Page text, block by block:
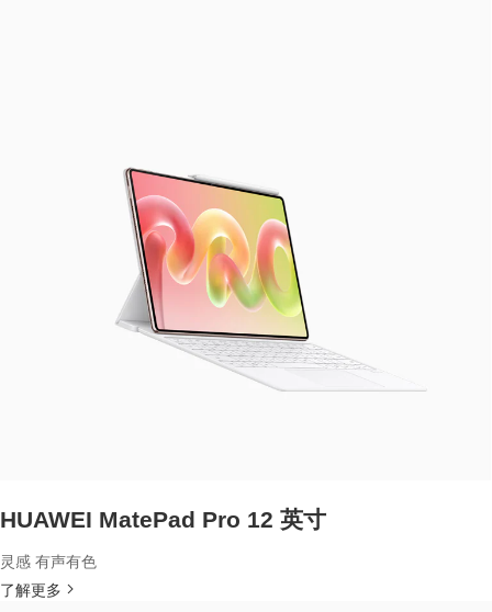
HUAWEI MatePad Pro 12 英寸
灵感 有声有色
了解更多